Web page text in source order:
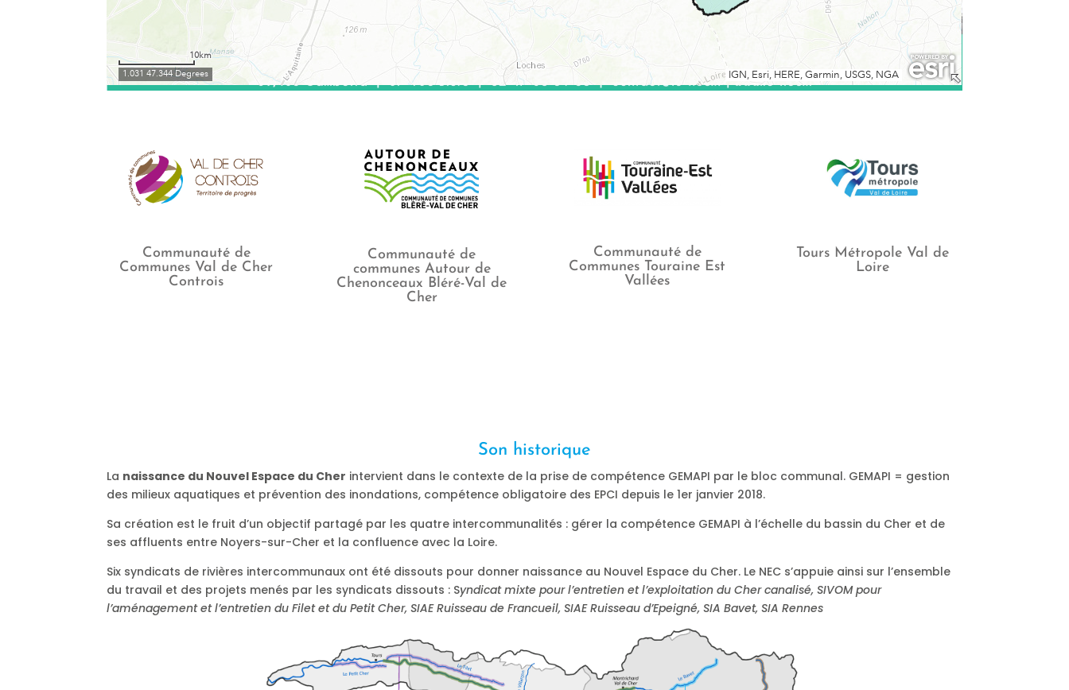
Communauté de
Communes Val de Cher
Controis
Communauté de
communes Autour de
Chenonceaux Bléré-Val de
Cher
Communauté de
Communes Touraine Est
Vallées
Tours Métropole Val de
Loire
Son historique
La naissance du Nouvel Espace du Cher intervient dans le contexte de la prise de compétence GEMAPI par le bloc communal. GEMAPI = gestion
des milieux aquatiques et prévention des inondations, compétence obligatoire des EPCI depuis le 1er janvier 2018.
Sa création est le fruit d’un objectif partagé par les quatre intercommunalités : gérer la compétence GEMAPI à l’échelle du bassin du Cher et de
ses affluents entre Noyers-sur-Cher et la confluence avec la Loire.
Six syndicats de rivières intercommunaux ont été dissouts pour donner naissance au Nouvel Espace du Cher. Le NEC s’appuie ainsi sur l’ensemble
du travail et des projets menés par les syndicats dissouts : Syndicat mixte pour l’entretien et l’exploitation du Cher canalisé, SIVOM pour
l’aménagement et l’entretien du Filet et du Petit Cher, SIAE Ruisseau de Francueil, SIAE Ruisseau d’Epeigné, SIA Bavet, SIA Rennes